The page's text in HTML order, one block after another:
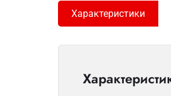
Характеристики